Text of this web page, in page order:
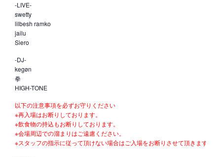
-LIVE-
swetty
lilbesh ramko
jailu
Siero
-DJ-
kegøn
拳
HIGH-TONE
以下の注意事項を必ずお守りください
※再入場はお断りしております。
※飲食物の持込もお断りしております。
※会場周辺での溜まりはご遠慮ください。
※スタッフの指示に従って頂けない場合はご入場をお断りさせて頂きます。